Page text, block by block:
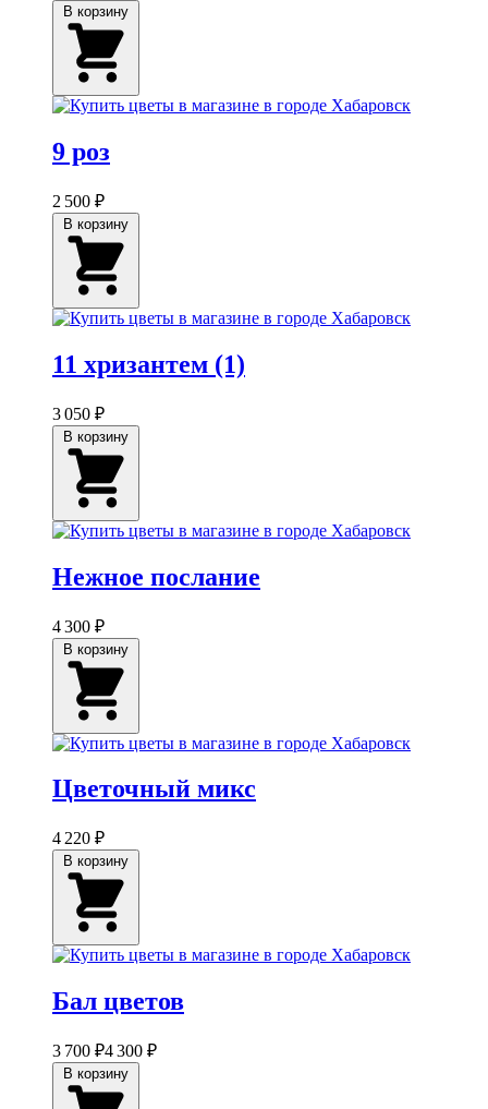
9 роз
2 500 ₽
11 хризантем (1)
3 050 ₽
Нежное послание
4 300 ₽
Цветочный микс
4 220 ₽
Бал цветов
3 700 ₽4 300 ₽